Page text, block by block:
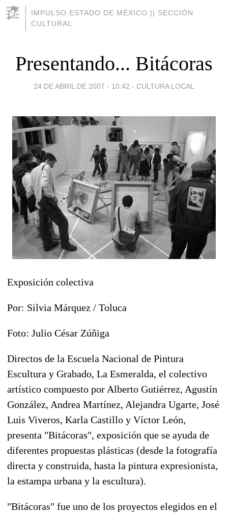
IMPULSO ESTADO DE MÉXICO || SECCIÓN
CULTURAL
Presentando... Bitácoras
24 DE ABRIL DE 2007 - 10:42 - CULTURA LOCAL
Exposición colectiva
Por: Silvia Márquez / Toluca
Foto: Julio César Zúñiga
Directos de la Escuela Nacional de Pintura
Escultura y Grabado, La Esmeralda, el colectivo
artístico compuesto por Alberto Gutiérrez, Agustín
González, Andrea Martínez, Alejandra Ugarte, José
Luis Viveros, Karla Castillo y Víctor León,
presenta "Bitácoras", exposición que se ayuda de
diferentes propuestas plásticas (desde la fotografía
directa y construida, hasta la pintura expresionista,
la estampa urbana y la escultura).
"Bitácoras" fue uno de los proyectos elegidos en el